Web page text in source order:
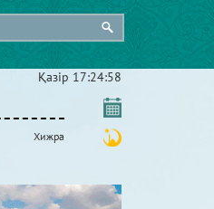
Қазір 17:24:59
Хижра